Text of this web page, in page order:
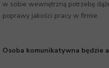
w sobie wewnętrzną potrzebę
poprawy jakości pracy w firmie.
Osoba komunikatywna będzie